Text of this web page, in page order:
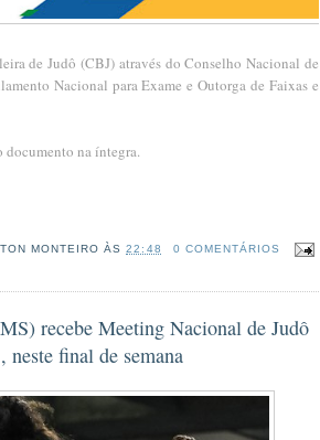
de Judô (CBJ) através do Conselho Nacional de
Nacional para Exame e Outorga de Faixas e
documento na íntegra.
MONTEIRO ÀS22:48 0 COMENTÁRIOS
recebe Meeting Nacional de Judô
neste final de semana